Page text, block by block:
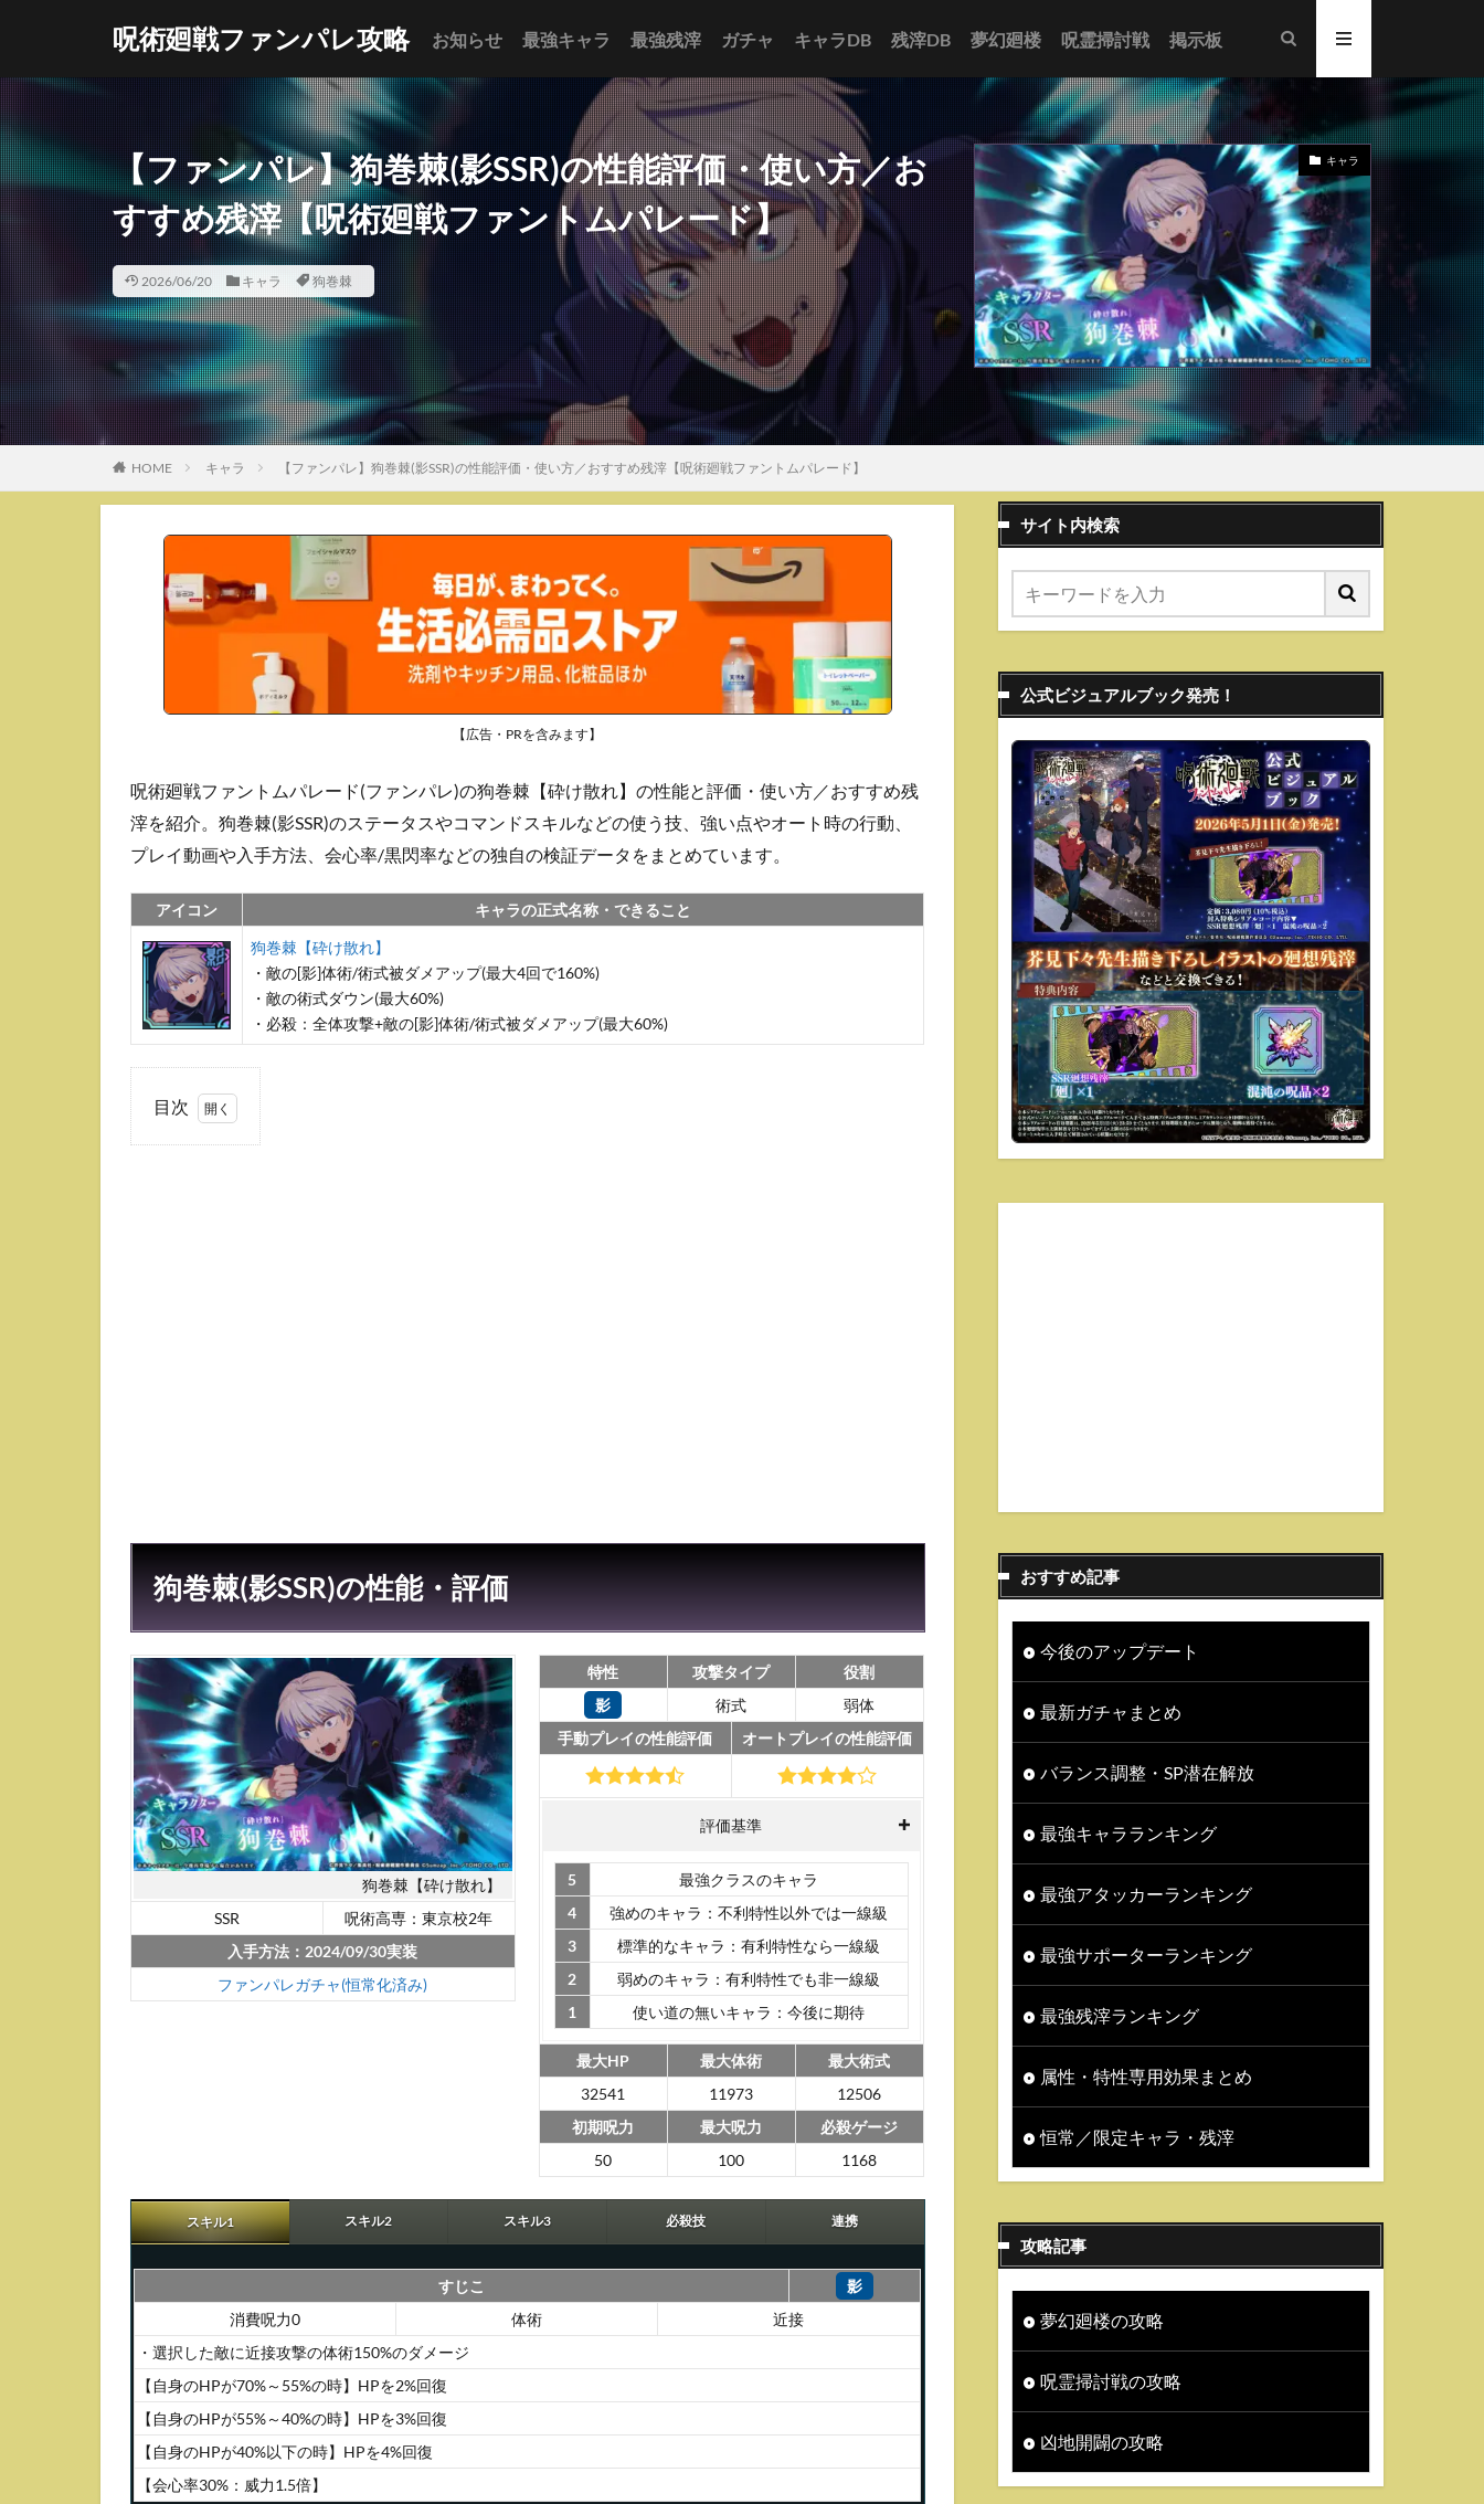
呪術廻戦ファンパレ攻略 お知らせ 最強キャラ 最強残滓 ガチャ キャラDB 残滓DB 夢幻廻楼 呪霊掃討戦 掲示板
【ファンパレ】狗巻棘(影SSR)の性能評価・使い方／お
すすめ残滓【呪術廻戦ファントムパレード】
2026/06/20 キャラ 狗巻棘
キャラ
HOME キャラ 【ファンパレ】狗巻棘(影SSR)の性能評価・使い方／おすすめ残滓【呪術廻戦ファントムパレード】
【広告・PRを含みます】
呪術廻戦ファントムパレード(ファンパレ)の狗巻棘【砕け散れ】の性能と評価・使い方／おすすめ残
滓を紹介。狗巻棘(影SSR)のステータスやコマンドスキルなどの使う技、強い点やオート時の行動、
プレイ動画や入手方法、会心率/黒閃率などの独自の検証データをまとめています。
アイコン
キャラの正式名称・できること
狗巻棘【砕け散れ】
・敵の[影]体術/術式被ダメアップ(最大4回で160%)
・敵の術式ダウン(最大60%)
・必殺：全体攻撃+敵の[影]体術/術式被ダメアップ(最大60%)
目次
能
2
棘
(影
SSR)
の動
画・
オー
ト時
の行
動
3
方・
おす
キ
ル
スキ
ル
4.2
コマ
ンド
スキ
ル
狗巻棘(影SSR)の性能・評価
狗巻棘【砕け散れ】
SSR
呪術高専：東京校2年
入手方法：2024/09/30実装
ファンパレガチャ(恒常化済み)
特性 攻撃タイプ
役割
影
術式
弱体
手動プレイの性能評価
オートプレイの性能評価
評価基準
5
最強クラスのキャラ
4
強めのキャラ：不利特性以外では一線級
3
標準的なキャラ：有利特性なら一線級
2
弱めのキャラ：有利特性でも非一線級
1
使い道の無いキャラ：今後に期待
最大HP 最大体術
最大術式
32541
11973
12506
初期呪力
最大呪力
必殺ゲージ
50
100 1168
スキル1 スキル2 スキル3 必殺技 連携
すじこ
影
消費呪力0
体術
近接
・選択した敵に近接攻撃の体術150%のダメージ
【自身のHPが70%～55%の時】HPを2%回復
【自身のHPが55%～40%の時】HPを3%回復
【自身のHPが40%以下の時】HPを4%回復
【会心率30%：威力1.5倍】
サイト内検索
公式ビジュアルブック発売！
おすすめ記事
今後のアップデート
最新ガチャまとめ
バランス調整・SP潜在解放
最強キャラランキング
最強アタッカーランキング
最強サポーターランキング
最強残滓ランキング
属性・特性専用効果まとめ
恒常／限定キャラ・残滓
攻略記事
夢幻廻楼の攻略
呪霊掃討戦の攻略
凶地開闢の攻略